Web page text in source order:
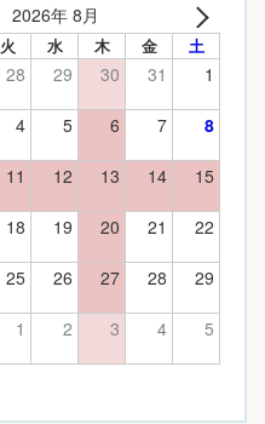
2026年 8月
火 水 木 金 土
28 29 30 31 1
4 5 6 7 8
11 12 13 14 15
18 19 20 21 22
25 26 27 28 29
1 2 3 4 5